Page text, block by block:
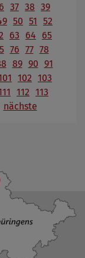
37 38 39
50 51
52
63 64
65
76 77 78
89 90 91
102 103
112 113
nächste